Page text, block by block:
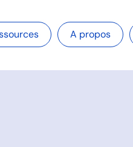
A propos